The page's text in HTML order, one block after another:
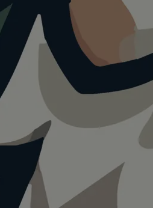
Tagfür Hainich
Schatten vor Ort. Bringt
lieber früh.